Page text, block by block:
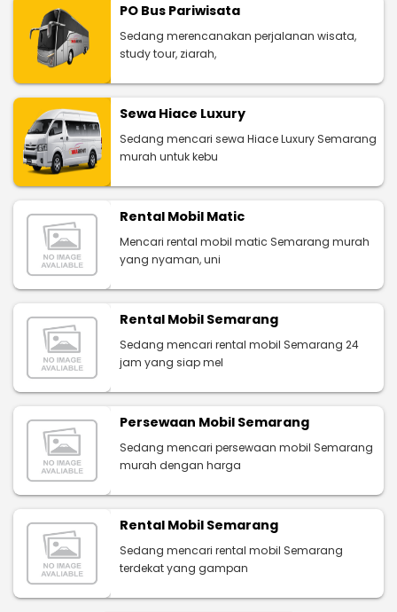
PO Bus Pariwisata
Sedang merencanakan perjalanan wisata,
study tour, ziarah,
Sewa Hiace Luxury
Sedang mencari sewa Hiace Luxury Semarang
murah untuk kebu
Rental Mobil Matic
Mencari rental mobil matic Semarang murah
yang nyaman, uni
Rental Mobil Semarang
Sedang mencari rental mobil Semarang 24
jam yang siap mel
Persewaan Mobil Semarang
Sedang mencari persewaan mobil Semarang
murah dengan harga
Rental Mobil Semarang
Sedang mencari rental mobil Semarang
terdekat yang gampan